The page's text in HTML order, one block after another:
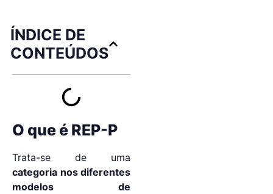
ÍNDICE DE
CONTEÚDOS
O que é REP-P
Trata-se de uma
categoria nos diferentes
modelos de